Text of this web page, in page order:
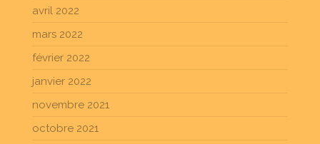
avril 2022
mars 2022
février 2022
janvier 2022
novembre 2021
octobre 2021